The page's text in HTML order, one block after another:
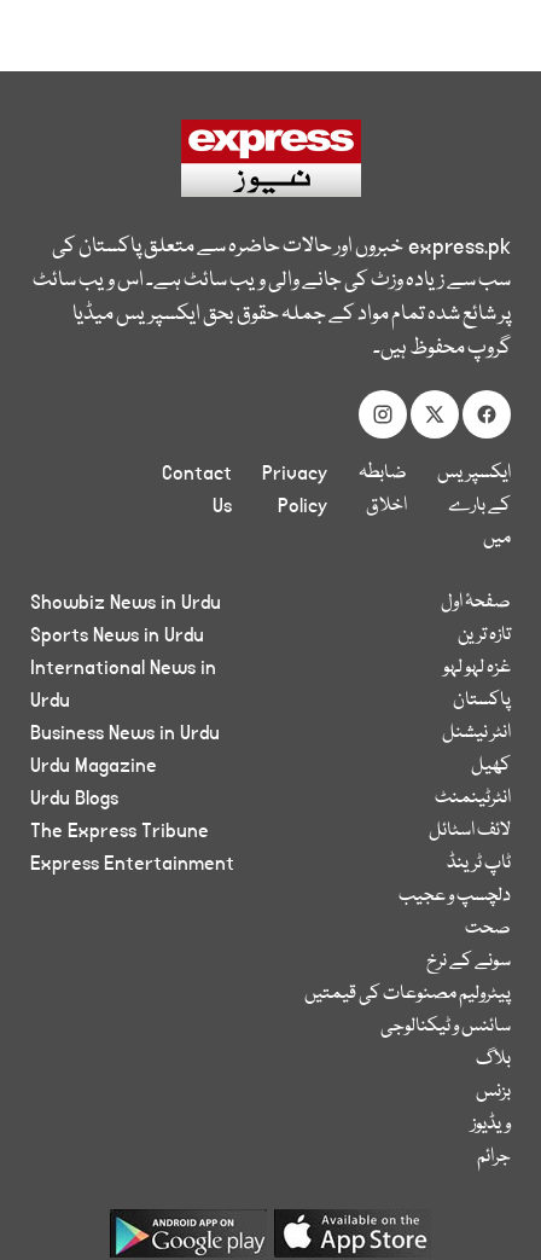
express.pkخبروں اور حالات حاضرہ سے متعلق پاکستان کی
سب سے زیادہ وزٹ کی جانے والی ویب سائٹ ہے۔ اس ویب سائٹ
پر شائع شدہ تمام مواد کے جملہ حقوق بحق ایکسپریس میڈیا
گروپ محفوظ ہیں۔
ایکسپریس
کے بارے
میں
ضابطہ
اخلاق
Privacy
Policy
Contact
Us
صفحۂ اول
تازہ ترین
غزہ لہو لہو
پاکستان
انٹر نیشنل
کھیل
انٹرٹینمنٹ
لائف اسٹائل
ٹاپ ٹرینڈ
دلچسپ و عجیب
صحت
سونے کے نرخ
پیٹرولیم مصنوعات کی قیمتیں
سائنس و ٹیکنالوجی
بلاگ
بزنس
ویڈیوز
جرائم
Showbiz News in Urdu
Sports News in Urdu
International News in
Urdu
Business News in Urdu
Urdu Magazine
Urdu Blogs
The Express Tribune
Express Entertainment